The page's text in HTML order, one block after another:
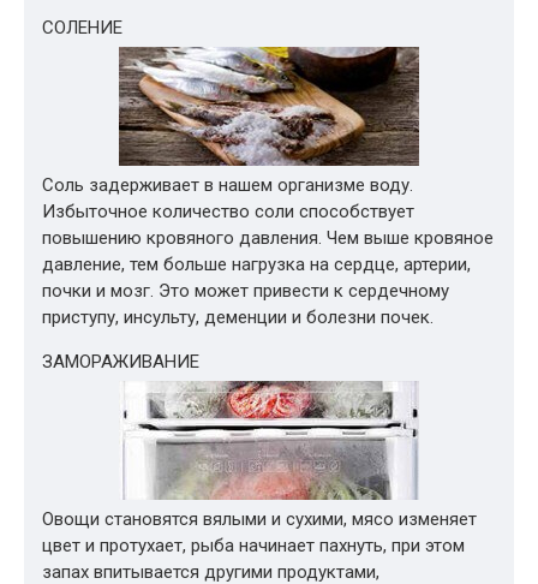
СОЛЕНИЕ
Соль задерживает в нашем организме воду.
Избыточное количество соли способствует
повышению кровяного давления. Чем выше кровяное
давление, тем больше нагрузка на сердце, артерии,
почки и мозг. Это может привести к сердечному
приступу, инсульту, деменции и болезни почек.
ЗАМОРАЖИВАНИЕ
Овощи становятся вялыми и сухими, мясо изменяет
цвет и протухает, рыба начинает пахнуть, при этом
запах впитывается другими продуктами,